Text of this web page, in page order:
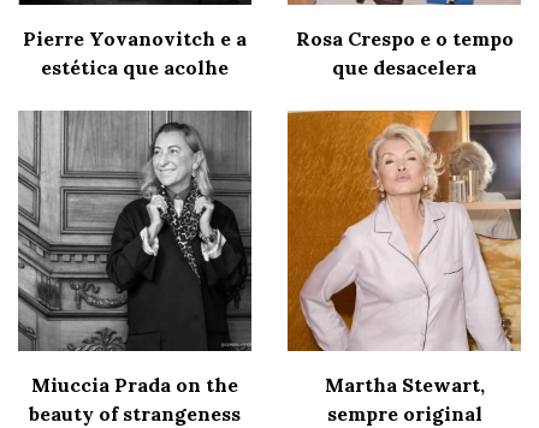
Pierre Yovanovitch e a
estética que acolhe
Rosa Crespo e o tempo
que desacelera
Miuccia Prada on the
beauty of strangeness
Martha Stewart,
sempre original